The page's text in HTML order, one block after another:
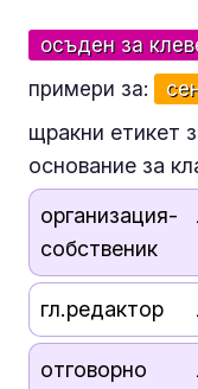
осъден за
примери за:
щракни етикет
основание за
организация-
собственик
гл.редактор
отговорно